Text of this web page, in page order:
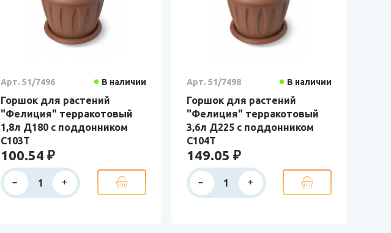
Арт. 51/7496 В наличии
Горшок для растений
"Фелиция" терракотовый
1,8л Д180 с поддонником
С103Т
100.54 ₽
Арт. 51/7498 В наличии
Горшок для растений
"Фелиция" терракотовый
3,6л Д225 с поддонником
С104Т
149.05 ₽